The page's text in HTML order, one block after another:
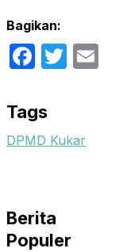
Bagikan:
Tags
DPMD Kukar
Berita
Populer